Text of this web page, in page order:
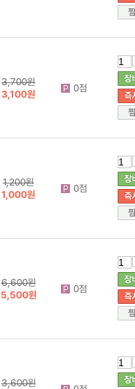
3,700원
3,100원
0점
1,200원
1,000원
0점
6,600원
5,500원
0점
3,600원